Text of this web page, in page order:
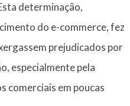
determinação,
do e-commerce, fez
prejudicados por
especialmente pela
comerciais em poucas